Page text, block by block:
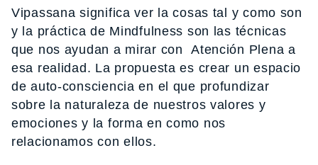
Vipassana significa ver la cosas tal y como son
y la práctica de Mindfulness son las técnicas
que nos ayudan a mirar con Atención Plena a
esa realidad. La propuesta es crear un espacio
de auto-consciencia en el que profundizar
sobre la naturaleza de nuestros valores y
emociones y la forma en como nos
relacionamos con ellos.